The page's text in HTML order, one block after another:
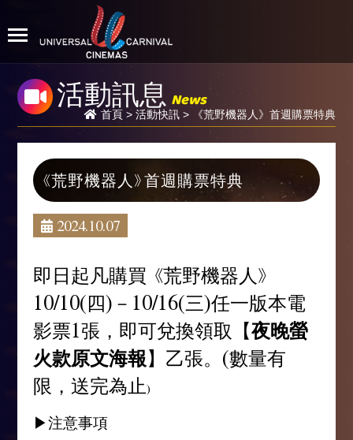
活動訊息 News
首頁> 活動快訊> 《荒野機器人》首週購票特典
《荒野機器人》首週購票特典
2024.10.07
即日起凡購買 《荒野機器人》
10/10(四)－10/16(三)任一版本電
影票1張，即可兌換領取【夜晚螢
火款原文海報】乙張。(數量有
限，送完為止)
▶注意事項